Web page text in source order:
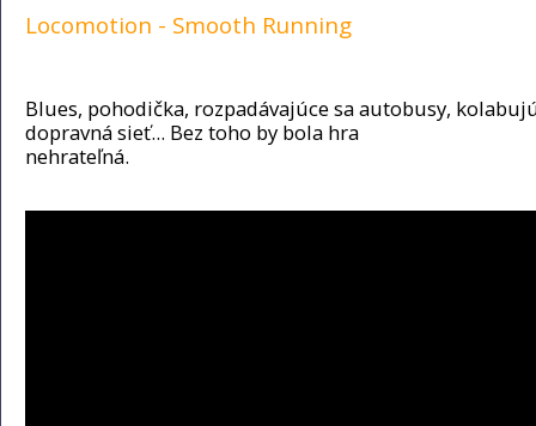
Locomotion - Smooth Running
Blues, pohodička, rozpadávajúce sa autobusy,
dopravná sieť... Bez toho by bola hra
nehrateľná.